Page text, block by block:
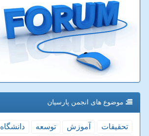
موضوع های انجمن پارسیان
تحقیقات آموزش توسعه دانشگاه